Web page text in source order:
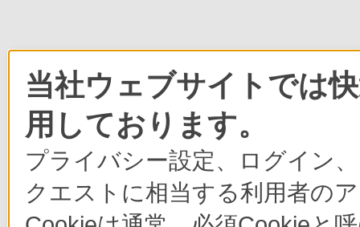
当社ウェブサイトでは
用しております。
プライバシー設定、ログイン
クエストに相当する利用者の